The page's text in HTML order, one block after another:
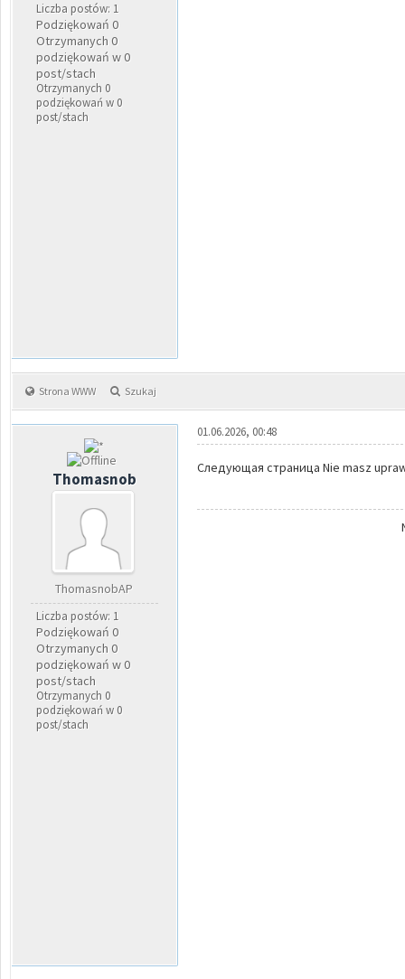
Liczba postów: 1
Podziękowań 0
Otrzymanych 0
podziękowań w 0
post/stach
Otrzymanych 0
podziękowań w 0
post/stach
Strona WWW Szukaj
Thomasnob
ThomasnobAP
Liczba postów: 1
Podziękowań 0
Otrzymanych 0
podziękowań w 0
post/stach
Otrzymanych 0
podziękowań w 0
post/stach
01.06.2026, 00:48
Следующая страница Nie masz